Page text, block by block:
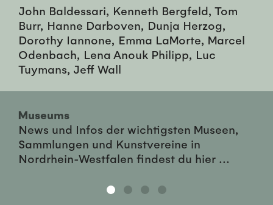
John Baldessari, Kenneth Bergfeld, Tom
Burr, Hanne Darboven, Dunja Herzog,
Dorothy Iannone, Emma LaMorte, Marcel
Odenbach, Lena Anouk Philipp, Luc
Tuymans, Jeff Wall
Museums
News und Infos der wichtigsten Museen,
Sammlungen und Kunstvereine in
Nordrhein-Westfalen findest du hier ...